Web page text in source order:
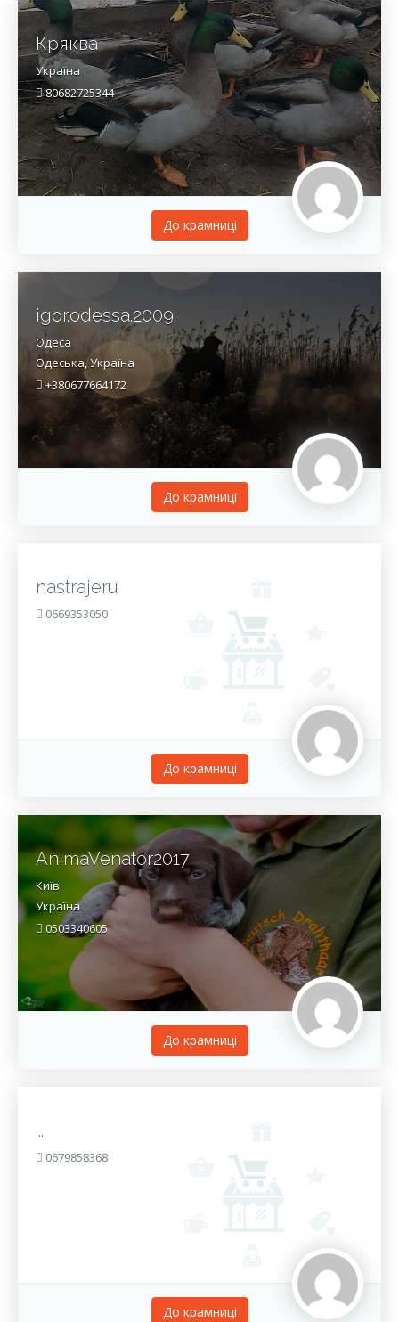
Кряква
Україна
80682725344
До крамницi
igor.odessa.2009
Одеса
Одеська, Україна
+380677664172
До крамницi
nastrajeru
0669353050
До крамницi
AnimaVenator2017
Київ
Україна
0503340605
До крамницi
...
0679858368
До крамницi